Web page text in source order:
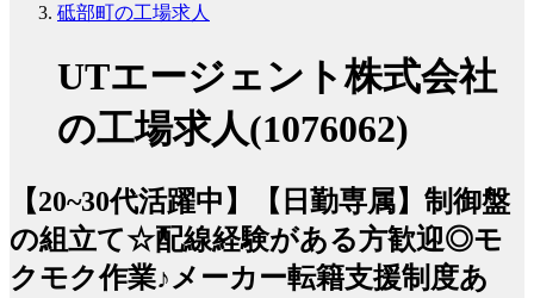
砥部町の工場求人
UTエージェント株式会社
の工場求人(1076062)
【20~30代活躍中】【日勤専属】制御盤
の組立て☆配線経験がある方歓迎◎モ
クモク作業♪メーカー転籍支援制度あ